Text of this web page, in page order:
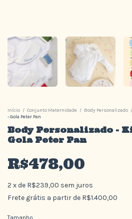
Início / Conjunto Maternidade / Body Personalizado /
- Gola Peter Pan
Body Personalizado -
Gola Peter Pan
R$478,00
2 xde R$239,00 sem juros
Frete grátis a partir de R$1.400,00
Tamanho